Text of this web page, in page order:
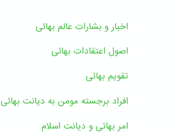
اخبار و بشارات عالم بهائى
اصول اعتقادات بهائی
تقویم بهائی
افراد برجسته مومن به دیانت بهائی
امر بهائی و دیانت اسلام